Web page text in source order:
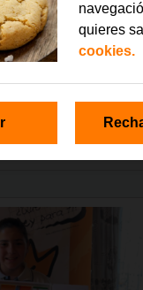
lleva la
quieres
cookies.